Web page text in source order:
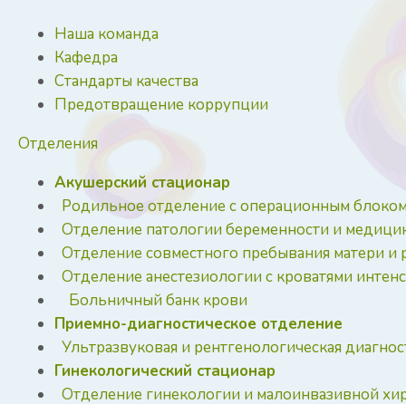
Наша команда
Кафедра
Стандарты качества
Предотвращение коррупции
Отделения
Акушерский стационар
Родильное отделение с операционным
Отделение патологии беременности и
Отделение совместного пребывания матери и
Отделение анестезиологии с кроватями
Больничный банк крови
Приемно-диагностическое отделение
Ультразвуковая и рентгенологическая
Гинекологический стационар
Отделение гинекологии и малоинвазивной